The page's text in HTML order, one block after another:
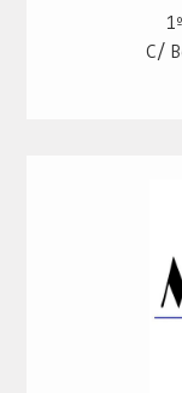
C/